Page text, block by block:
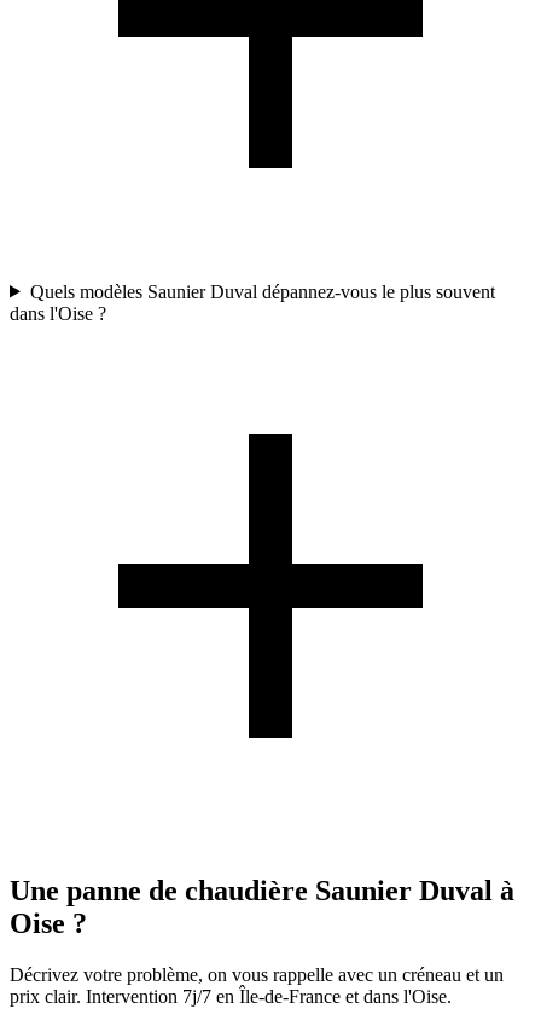
Quels modèles Saunier Duval dépannez-vous le plus souvent
dans l'Oise ?
Une panne de chaudière Saunier Duval à
Oise ?
Décrivez votre problème, on vous rappelle avec un créneau et un
prix clair. Intervention 7j/7 en Île-de-France et dans l'Oise.